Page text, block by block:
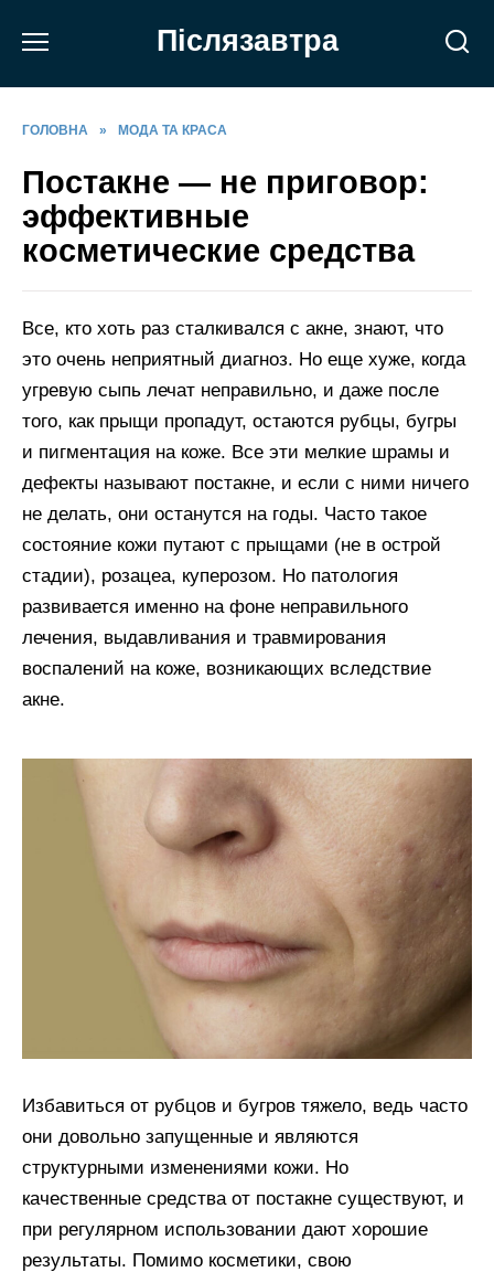
Післязавтра
ГОЛОВНА » МОДА ТА КРАСА
Постакне — не приговор:
эффективные
косметические средства
Все, кто хоть раз сталкивался с акне, знают, что
это очень неприятный диагноз. Но еще хуже, когда
угревую сыпь лечат неправильно, и даже после
того, как прыщи пропадут, остаются рубцы, бугры
и пигментация на коже. Все эти мелкие шрамы и
дефекты называют постакне, и если с ними ничего
не делать, они останутся на годы. Часто такое
состояние кожи путают с прыщами (не в острой
стадии), розацеа, куперозом. Но патология
развивается именно на фоне неправильного
лечения, выдавливания и травмирования
воспалений на коже, возникающих вследствие
акне.
Избавиться от рубцов и бугров тяжело, ведь часто
они довольно запущенные и являются
структурными изменениями кожи. Но
качественные средства от постакне существуют, и
при регулярном использовании дают хорошие
результаты. Помимо косметики, свою